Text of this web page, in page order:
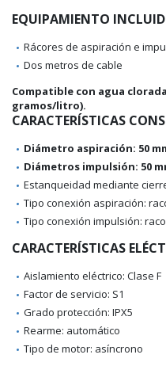
EQUIPAMIENTO
Rácores de aspiración e
Dos metros de cable
Compatible con agua
gramos/litro).
CARACTERÍSTICAS
Diámetro aspiración: 50
Diámetros impulsión: 50
Estanqueidad mediante
Tipo conexión aspiración:
Tipo conexión impulsión:
CARACTERÍSTICAS
Aislamiento eléctrico: Clase F
Factor de servicio: S1
Grado protección: IPX5
Rearme: automático
Tipo de motor: asíncrono